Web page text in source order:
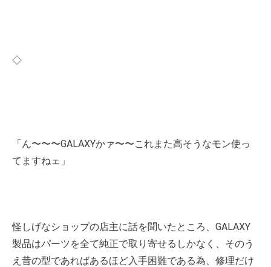
◇
「ん〜〜〜GALAXYかァ〜〜これまた高そうなモン使っ
てますねェ」
怪しげなショップの店主に話を聞いたところ、GALAXY
製品はパーツを全て純正で取り寄せるしかなく、そのう
え昔の型であればあるほど入手困難である為、修理だけ